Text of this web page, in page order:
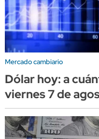
Mercado cambiario
Dólar hoy: a
viernes 7 de